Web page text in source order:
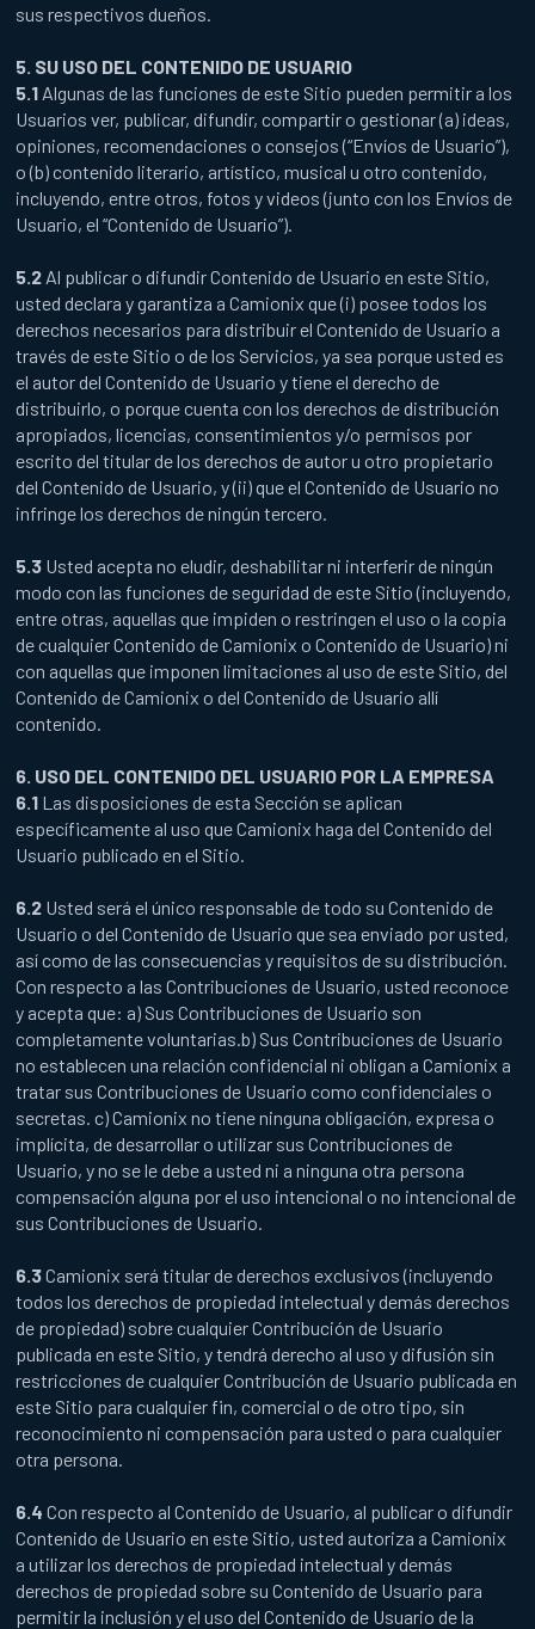
sus respectivos dueños.
5. SU USO DEL CONTENIDO DE USUARIO
5.1 Algunas de las funciones de este Sitio pueden permitir a los
Usuarios ver, publicar, difundir, compartir o gestionar (a) ideas,
opiniones, recomendaciones o consejos (“Envíos de Usuario”),
o (b) contenido literario, artístico, musical u otro contenido,
incluyendo, entre otros, fotos y videos (junto con los Envíos de
Usuario, el “Contenido de Usuario”).
5.2 Al publicar o difundir Contenido de Usuario en este Sitio,
usted declara y garantiza a Camionix que (i) posee todos los
derechos necesarios para distribuir el Contenido de Usuario a
través de este Sitio o de los Servicios, ya sea porque usted es
el autor del Contenido de Usuario y tiene el derecho de
distribuirlo, o porque cuenta con los derechos de distribución
apropiados, licencias, consentimientos y/o permisos por
escrito del titular de los derechos de autor u otro propietario
del Contenido de Usuario, y (ii) que el Contenido de Usuario no
infringe los derechos de ningún tercero.
5.3 Usted acepta no eludir, deshabilitar ni interferir de ningún
modo con las funciones de seguridad de este Sitio (incluyendo,
entre otras, aquellas que impiden o restringen el uso o la copia
de cualquier Contenido de Camionix o Contenido de Usuario) ni
con aquellas que imponen limitaciones al uso de este Sitio, del
Contenido de Camionix o del Contenido de Usuario allí
contenido.
6. USO DEL CONTENIDO DEL USUARIO POR LA EMPRESA
6.1 Las disposiciones de esta Sección se aplican
específicamente al uso que Camionix haga del Contenido del
Usuario publicado en el Sitio.
6.2 Usted será el único responsable de todo su Contenido de
Usuario o del Contenido de Usuario que sea enviado por usted,
así como de las consecuencias y requisitos de su distribución.
Con respecto a las Contribuciones de Usuario, usted reconoce
y acepta que: a) Sus Contribuciones de Usuario son
completamente voluntarias.b) Sus Contribuciones de Usuario
no establecen una relación confidencial ni obligan a Camionix a
tratar sus Contribuciones de Usuario como confidenciales o
secretas. c) Camionix no tiene ninguna obligación, expresa o
implícita, de desarrollar o utilizar sus Contribuciones de
Usuario, y no se le debe a usted ni a ninguna otra persona
compensación alguna por el uso intencional o no intencional de
sus Contribuciones de Usuario.
6.3Camionix será titular de derechos exclusivos (incluyendo
todos los derechos de propiedad intelectual y demás derechos
de propiedad) sobre cualquier Contribución de Usuario
publicada en este Sitio, y tendrá derecho al uso y difusión sin
restricciones de cualquier Contribución de Usuario publicada en
este Sitio para cualquier fin, comercial o de otro tipo, sin
reconocimiento ni compensación para usted o para cualquier
otra persona.
6.4 Con respecto al Contenido de Usuario, al publicar o difundir
Contenido de Usuario en este Sitio, usted autoriza a Camionix
a utilizar los derechos de propiedad intelectual y demás
derechos de propiedad sobre su Contenido de Usuario para
permitir la inclusión y el uso del Contenido de Usuario de la